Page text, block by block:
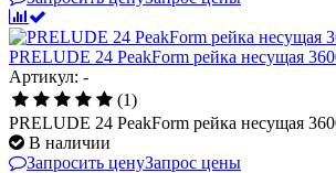
PRELUDE 24 PeakForm рейка несущая
Артикул: -
(1)
PRELUDE 24 PeakForm рейка несущая
В наличии
Запросить ценуЗапрос цены